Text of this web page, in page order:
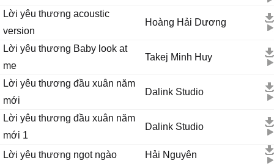
Lời yêu thương acoustic
version
Hoàng Hải Dương
Lời yêu thương Baby look at
me
Takej Minh Huy
Lời yêu thương đầu xuân năm
mới
Dalink Studio
Lời yêu thương đầu xuân năm
mới 1
Dalink Studio
Lời yêu thương ngọt ngào Hải Nguyên